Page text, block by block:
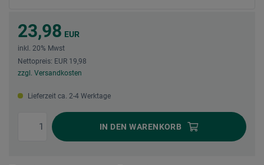
23,98 EUR
inkl. 20% Mwst
Nettopreis: EUR 19,98
zzgl. Versandkosten
Lieferzeit ca. 2-4 Werktage
IN DEN WARENKORB